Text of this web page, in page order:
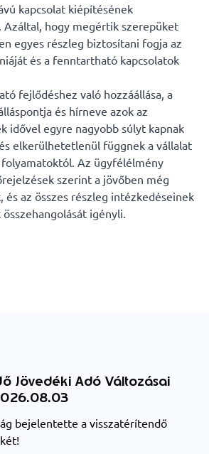
kapcsolat kiépítésének
Azáltal, hogy megértik szerepüket
egyes részleg biztosítani fogja az
és a fenntartható kapcsolatok
fejlődéshez való hozzáállása, a
és hírneve azok az
idővel egyre nagyobb súlyt kapnak
elkerülhetetlenül függnek a vállalat
Az ügyfélélmény
szerint a jövőben még
az összes részleg intézkedéseinek
igényli.
Jövedéki Adó Változásai
bejelentette a visszatérítendő